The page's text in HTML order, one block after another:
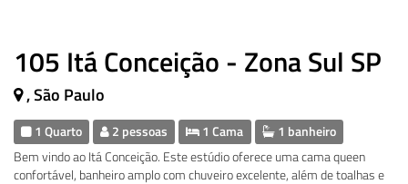
105 Itá Conceição - Zona Sul SP
, São Paulo
1 Quarto 2 pessoas 1 Cama 1 banheiro
Bem vindo ao Itá Conceição. Este estúdio oferece uma cama queen
confortável, banheiro amplo com chuveiro excelente, além de toalhas e